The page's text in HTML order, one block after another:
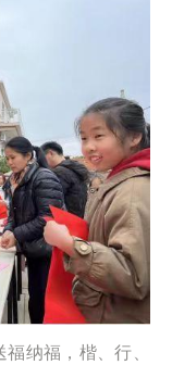
纳福，楷、行、